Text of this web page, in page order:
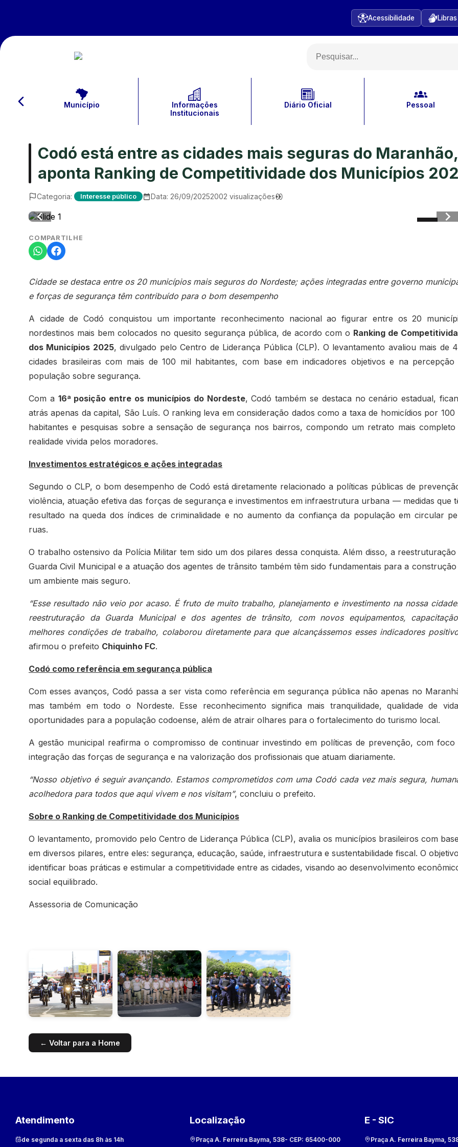
Acessibilidade Libras
Município
Informações
Institucionais
Diário Oficial Pessoal
Codó está entre as cidades mais seguras do Maranhão,
aponta Ranking de Competitividade dos Municípios
Categoria: Interesse público Data: 26/09/20252002 visualizações
COMPARTILHE
Cidade se destaca entre os 20 municípios mais seguros do Nordeste; ações integradas entre governo
e forças de segurança têm contribuído para o bom desempenho
A cidade de Codó conquistou um importante reconhecimento nacional ao figurar entre os 20
nordestinos mais bem colocados no quesito segurança pública, de acordo com o Ranking de
dos Municípios 2025, divulgado pelo Centro de Liderança Pública (CLP). O levantamento avaliou mais de
cidades brasileiras com mais de 100 mil habitantes, com base em indicadores objetivos e na percepção
população sobre segurança.
Com a 16ª posição entre os municípios do Nordeste, Codó também se destaca no cenário estadual,
atrás apenas da capital, São Luís. O ranking leva em consideração dados como a taxa de homicídios por 100
habitantes e pesquisas sobre a sensação de segurança nos bairros, compondo um retrato mais completo
realidade vivida pelos moradores.
Investimentos estratégicos e ações integradas
Segundo o CLP, o bom desempenho de Codó está diretamente relacionado a políticas públicas de
violência, atuação efetiva das forças de segurança e investimentos em infraestrutura urbana — medidas que
resultado na queda dos índices de criminalidade e no aumento da confiança da população em circular
ruas.
O trabalho ostensivo da Polícia Militar tem sido um dos pilares dessa conquista. Além disso, a reestruturação
Guarda Civil Municipal e a atuação dos agentes de trânsito também têm sido fundamentais para a construção
um ambiente mais seguro.
“Esse resultado não veio por acaso. É fruto de muito trabalho, planejamento e investimento na nossa
reestruturação da Guarda Municipal e dos agentes de trânsito, com novos equipamentos,
melhores condições de trabalho, colaborou diretamente para que alcançássemos esses indicadores
afirmou o prefeito Chiquinho FC.
Codó como referência em segurança pública
Com esses avanços, Codó passa a ser vista como referência em segurança pública não apenas no
mas também em todo o Nordeste. Esse reconhecimento significa mais tranquilidade, qualidade de
oportunidades para a população codoense, além de atrair olhares para o fortalecimento do turismo local.
A gestão municipal reafirma o compromisso de continuar investindo em políticas de prevenção, com foco
integração das forças de segurança e na valorização dos profissionais que atuam diariamente.
“Nosso objetivo é seguir avançando. Estamos comprometidos com uma Codó cada vez mais segura,
acolhedora para todos que aqui vivem e nos visitam”, concluiu o prefeito.
Sobre o Ranking de Competitividade dos Municípios
O levantamento, promovido pelo Centro de Liderança Pública (CLP), avalia os municípios brasileiros com base
em diversos pilares, entre eles: segurança, educação, saúde, infraestrutura e sustentabilidade fiscal. O
identificar boas práticas e estimular a competitividade entre as cidades, visando ao desenvolvimento
social equilibrado.
Assessoria de Comunicação
← Voltar para a Home
Atendimento
de segunda a sexta das 8h às 14h
Localização
Praça A. Ferreira Bayma, 538- CEP: 65400-000
E - SIC
Praça A. Ferreira Bayma,